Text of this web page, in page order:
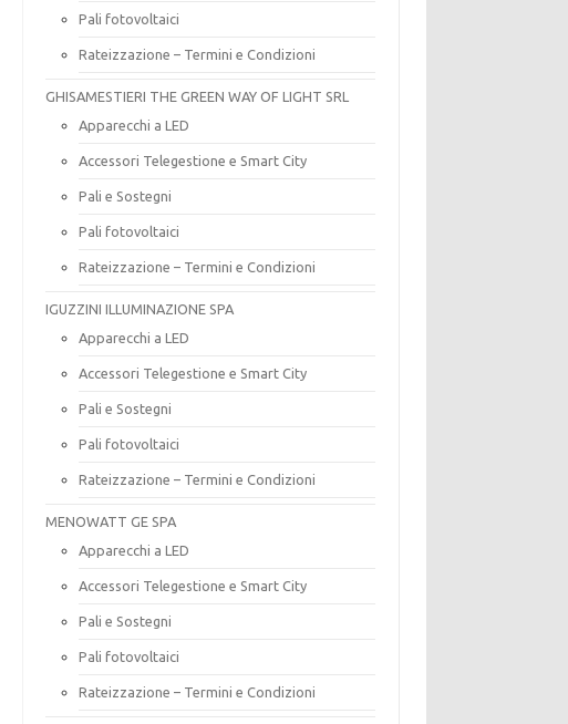
Pali fotovoltaici
Rateizzazione – Termini e Condizioni
GHISAMESTIERI THE GREEN WAY OF LIGHT SRL
Apparecchi a LED
Accessori Telegestione e Smart City
Pali e Sostegni
Pali fotovoltaici
Rateizzazione – Termini e Condizioni
IGUZZINI ILLUMINAZIONE SPA
Apparecchi a LED
Accessori Telegestione e Smart City
Pali e Sostegni
Pali fotovoltaici
Rateizzazione – Termini e Condizioni
MENOWATT GE SPA
Apparecchi a LED
Accessori Telegestione e Smart City
Pali e Sostegni
Pali fotovoltaici
Rateizzazione – Termini e Condizioni